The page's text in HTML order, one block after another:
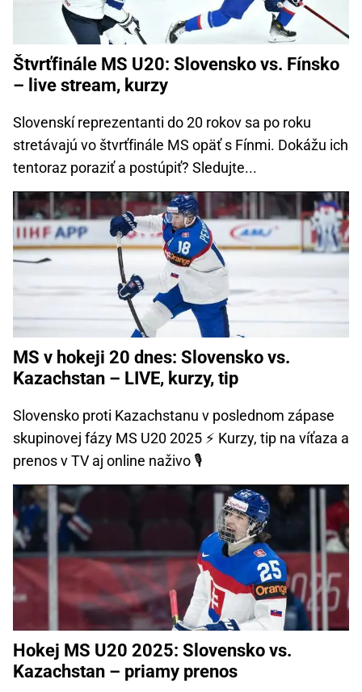
Štvrťfinále MS U20: Slovensko vs. Fínsko
– live stream, kurzy
Slovenskí reprezentanti do 20 rokov sa po roku
stretávajú vo štvrťfinále MS opäť s Fínmi. Dokážu ich
tentoraz poraziť a postúpiť? Sledujte...
MS v hokeji 20 dnes: Slovensko vs.
Kazachstan – LIVE, kurzy, tip
Slovensko proti Kazachstanu v poslednom zápase
skupinovej fázy MS U20 2025 ⚡ Kurzy, tip na víťaza a
prenos v TV aj online naživo 🎙️
Hokej MS U20 2025: Slovensko vs.
Kazachstan – priamy prenos